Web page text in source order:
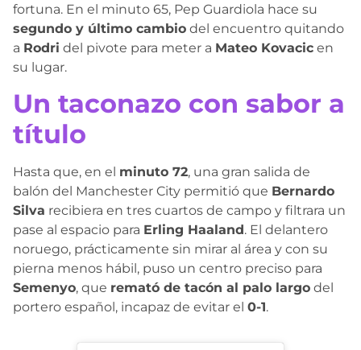
fortuna. En el minuto 65, Pep Guardiola hace su
segundo y último cambio del encuentro quitando
a Rodri del pivote para meter a Mateo Kovacic en
su lugar.
Un taconazo con sabor a
título
Hasta que, en el minuto 72, una gran salida de
balón del Manchester City permitió que Bernardo
Silva recibiera en tres cuartos de campo y filtrara un
pase al espacio para Erling Haaland . El delantero
noruego, prácticamente sin mirar al área y con su
pierna menos hábil, puso un centro preciso para
Semenyo, que remató de tacón al palo largo del
portero español, incapaz de evitar el 0-1.